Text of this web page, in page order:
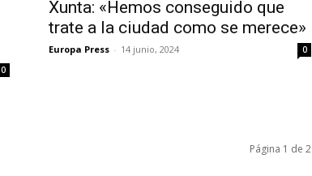
0
Xunta: «Hemos conseguido que
trate a la ciudad como se merece»
Europa Press - 14 junio, 2024 0
Página 1 de 2